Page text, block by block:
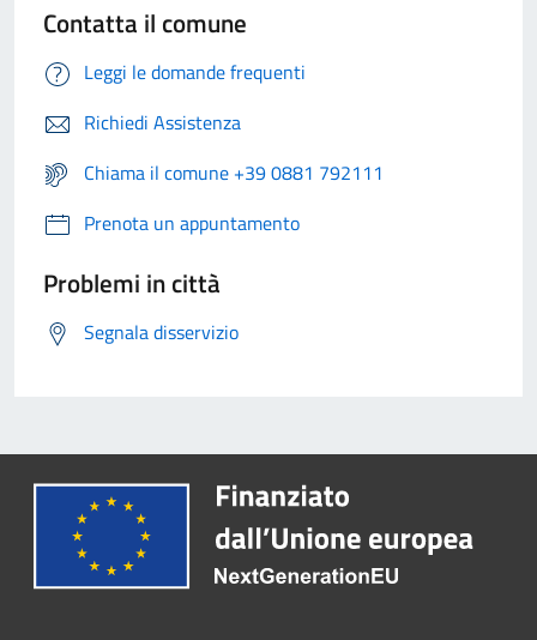
Contatta il comune
Leggi le domande frequenti
Richiedi Assistenza
Chiama il comune +39 0881 792111
Prenota un appuntamento
Problemi in città
Segnala disservizio